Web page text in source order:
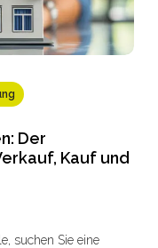
Der
Kauf und
suchen Sie eine